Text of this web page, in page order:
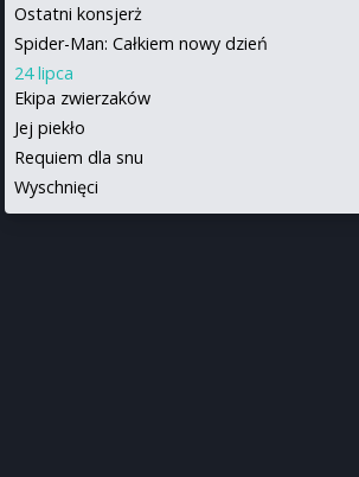
Ostatni konsjerż
Spider-Man: Całkiem nowy dzień
24 lipca
Ekipa zwierzaków
Jej piekło
Requiem dla snu
Wyschnięci